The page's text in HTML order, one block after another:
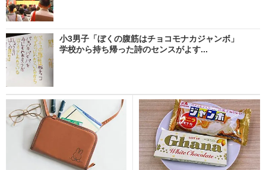
小3男子「ぼくの腹筋はチョコモナカジャンボ」
学校から持ち帰った詩のセンスがよす...